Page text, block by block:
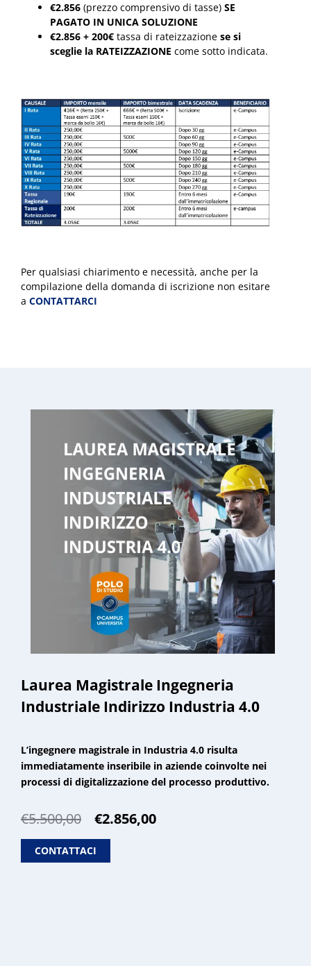
€2.856 (prezzo comprensivo di tasse) SE
PAGATO IN UNICA SOLUZIONE
€2.856 + 200€ tassa di rateizzazione se si
sceglie la RATEIZZAZIONE come sotto indicata.
Per qualsiasi chiarimento e necessità, anche per la
compilazione della domanda di iscrizione non esitare
a CONTATTARCI
Laurea Magistrale Ingegneria
Industriale Indirizzo Industria 4.0
L’ingegnere magistrale in Industria 4.0 risulta
immediatamente inseribile in aziende coinvolte nei
processi di digitalizzazione del processo produttivo.
€5.500,00
Il
originale
era:
€2.856,00Il
CONTATTACI